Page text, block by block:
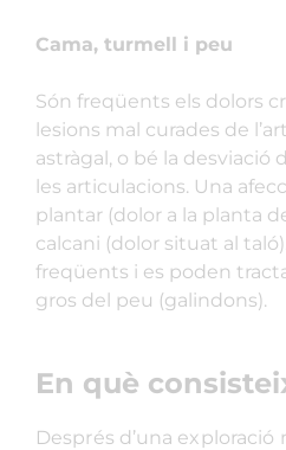
Cama, turmell i peu
Són freqüents els dolors
lesions mal curades de
astràgal, o bé la desviació
les articulacions. Una
plantar (dolor a la planta
calcani (dolor situat al
freqüents i es poden
gros del peu (galindons).
En què
Després d’una